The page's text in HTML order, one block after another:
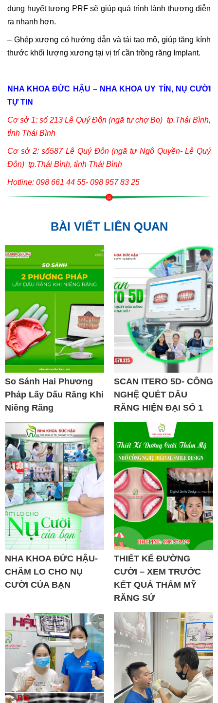
dụng huyết tương PRF sẽ giúp quá trình lành thương diễn
ra nhanh hơn.
– Ghép xương có hướng dẫn và tái tạo mô, giúp tăng kính
thước khối lượng xương tại vị trí cần trồng răng Implant.
NHA KHOA ĐỨC HẬU – NHA KHOA UY TÍN, NỤ CƯỜI
TỰ TIN
Cơ sở 1: số 213 Lê Quý Đôn (ngã tư chợ Bo) tp.Thái Bình,
tỉnh Thái Bình
Cơ sở 2: số587 Lê Quý Đôn (ngã tư Ngô Quyền- Lê Quý
Đôn) tp.Thái Bình, tỉnh Thái Bình
Hotline: 098 661 44 55- 098 957 83 25
BÀI VIẾT LIÊN QUAN
So Sánh Hai Phương
Pháp Lấy Dấu Răng Khi
Niềng Răng
SCAN ITERO 5D- CÔNG
NGHỆ QUÉT DẤU
RĂNG HIỆN ĐẠI SỐ 1
NHA KHOA ĐỨC HẬU-
CHĂM LO CHO NỤ
CƯỜI CỦA BẠN
THIẾT KẾ ĐƯỜNG
CƯỜI – XEM TRƯỚC
KẾT QUẢ THẨM MỸ
RĂNG SỨ